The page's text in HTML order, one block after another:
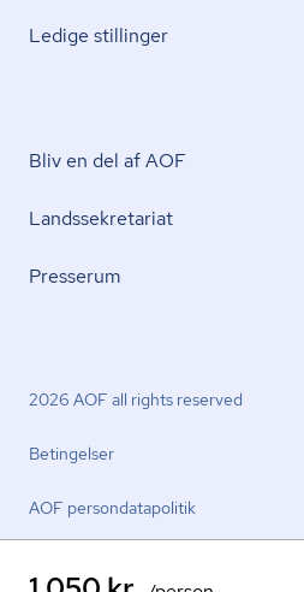
Ledige stillinger
Bliv en del af AOF
Lands­se­kre­ta­ri­at
Presserum
2026 AOF all rights reserved
Betingelser
AOF per­son­da­ta­po­li­tik